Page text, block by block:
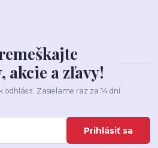
akcie a zľavy!
odhlásiť. Zasielame raz za 14 dní.
Prihlásiť sa